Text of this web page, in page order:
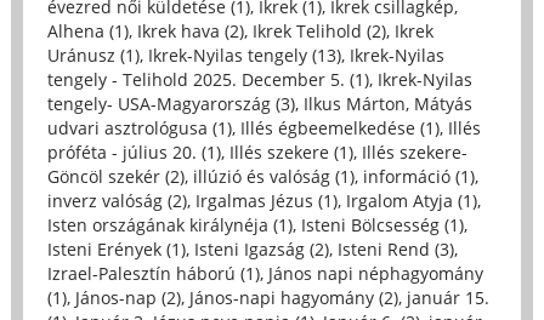
évezred női küldetése (1), Ikrek (1), Ikrek csillagkép,
Alhena (1), Ikrek hava (2), Ikrek Telihold (2), Ikrek
Uránusz (1), Ikrek-Nyilas tengely (13), Ikrek-Nyilas
tengely - Telihold 2025. December 5. (1), Ikrek-Nyilas
tengely- USA-Magyarország (3), Ilkus Márton, Mátyás
udvari asztrológusa (1), Illés égbeemelkedése (1), Illés
próféta - július 20. (1), Illés szekere (1), Illés szekere-
Göncöl szekér (2), illúzió és valóság (1), információ (1),
inverz valóság (2), Irgalmas Jézus (1), Irgalom Atyja (1),
Isten országának királynéja (1), Isteni Bölcsesség (1),
Isteni Erények (1), Isteni Igazság (2), Isteni Rend (3),
Izrael-Palesztín háború (1), János napi néphagyomány
(1), János-nap (2), János-napi hagyomány (2), január 15.